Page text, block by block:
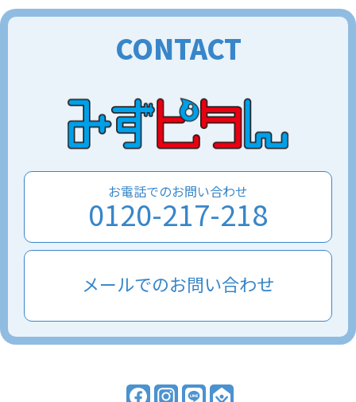
CONTACT
お電話でのお問い合わせ
0120-217-218
メールでのお問い合わせ